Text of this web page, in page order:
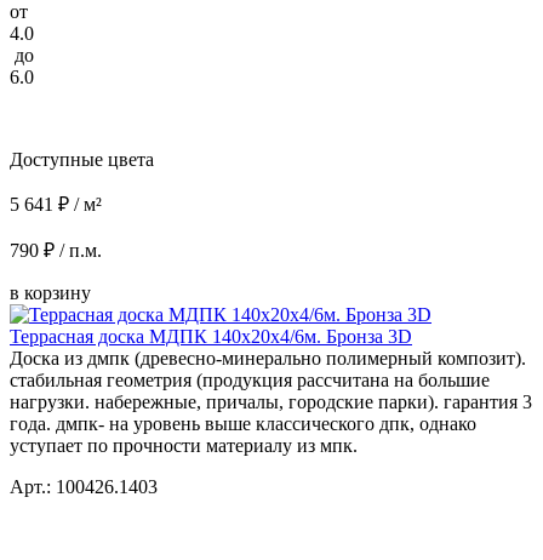
от
4.0
до
6.0
Доступные цвета
5 641 ₽ / м²
790 ₽ / п.м.
в корзину
Террасная доска МДПК 140x20x4/6м. Бронза 3D
Доска из дмпк (древесно-минерально полимерный композит).
стабильная геометрия (продукция рассчитана на большие
нагрузки. набережные, причалы, городские парки). гарантия 3
года. дмпк- на уровень выше классического дпк, однако
уступает по прочности материалу из мпк.
Арт.: 100426.1403